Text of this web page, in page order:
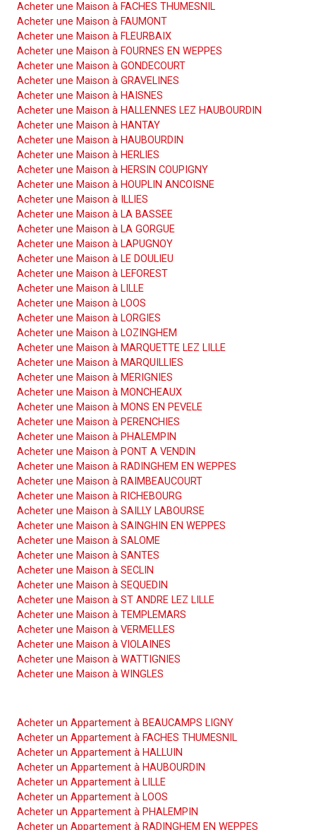
Acheter une Maison à FACHES THUMESNIL
Acheter une Maison à FAUMONT
Acheter une Maison à FLEURBAIX
Acheter une Maison à FOURNES EN WEPPES
Acheter une Maison à GONDECOURT
Acheter une Maison à GRAVELINES
Acheter une Maison à HAISNES
Acheter une Maison à HALLENNES LEZ HAUBOURDIN
Acheter une Maison à HANTAY
Acheter une Maison à HAUBOURDIN
Acheter une Maison à HERLIES
Acheter une Maison à HERSIN COUPIGNY
Acheter une Maison à HOUPLIN ANCOISNE
Acheter une Maison à ILLIES
Acheter une Maison à LA BASSEE
Acheter une Maison à LA GORGUE
Acheter une Maison à LAPUGNOY
Acheter une Maison à LE DOULIEU
Acheter une Maison à LEFOREST
Acheter une Maison à LILLE
Acheter une Maison à LOOS
Acheter une Maison à LORGIES
Acheter une Maison à LOZINGHEM
Acheter une Maison à MARQUETTE LEZ LILLE
Acheter une Maison à MARQUILLIES
Acheter une Maison à MERIGNIES
Acheter une Maison à MONCHEAUX
Acheter une Maison à MONS EN PEVELE
Acheter une Maison à PERENCHIES
Acheter une Maison à PHALEMPIN
Acheter une Maison à PONT A VENDIN
Acheter une Maison à RADINGHEM EN WEPPES
Acheter une Maison à RAIMBEAUCOURT
Acheter une Maison à RICHEBOURG
Acheter une Maison à SAILLY LABOURSE
Acheter une Maison à SAINGHIN EN WEPPES
Acheter une Maison à SALOME
Acheter une Maison à SANTES
Acheter une Maison à SECLIN
Acheter une Maison à SEQUEDIN
Acheter une Maison à ST ANDRE LEZ LILLE
Acheter une Maison à TEMPLEMARS
Acheter une Maison à VERMELLES
Acheter une Maison à VIOLAINES
Acheter une Maison à WATTIGNIES
Acheter une Maison à WINGLES
Acheter un Appartement à BEAUCAMPS LIGNY
Acheter un Appartement à FACHES THUMESNIL
Acheter un Appartement à HALLUIN
Acheter un Appartement à HAUBOURDIN
Acheter un Appartement à LILLE
Acheter un Appartement à LOOS
Acheter un Appartement à PHALEMPIN
Acheter un Appartement à RADINGHEM EN WEPPES